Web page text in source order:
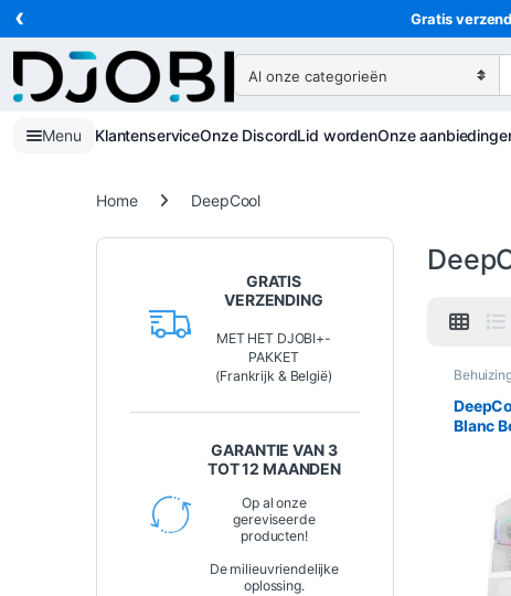
Ga naar navigatie
Ga naar de inhoud
‹ Gratis
Zoeken naar:
Menu KlantenserviceOnze DiscordLid wordenOnze
Home DeepCool
Blanc
GRATIS
VERZENDING
MET HET DJOBI+-
PAKKET
(Frankrijk & België)
GARANTIE VAN 3
TOT 12 MAANDEN
Op al onze
gereviseerde
producten!
De milieuvriendelijke
oplossing.